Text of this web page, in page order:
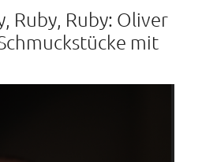
Ruby, Ruby: Oliver
mit